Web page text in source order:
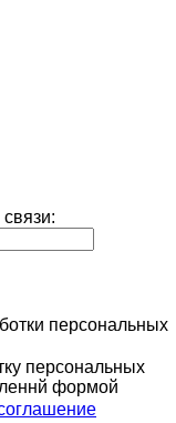
персональных
персональных
формой